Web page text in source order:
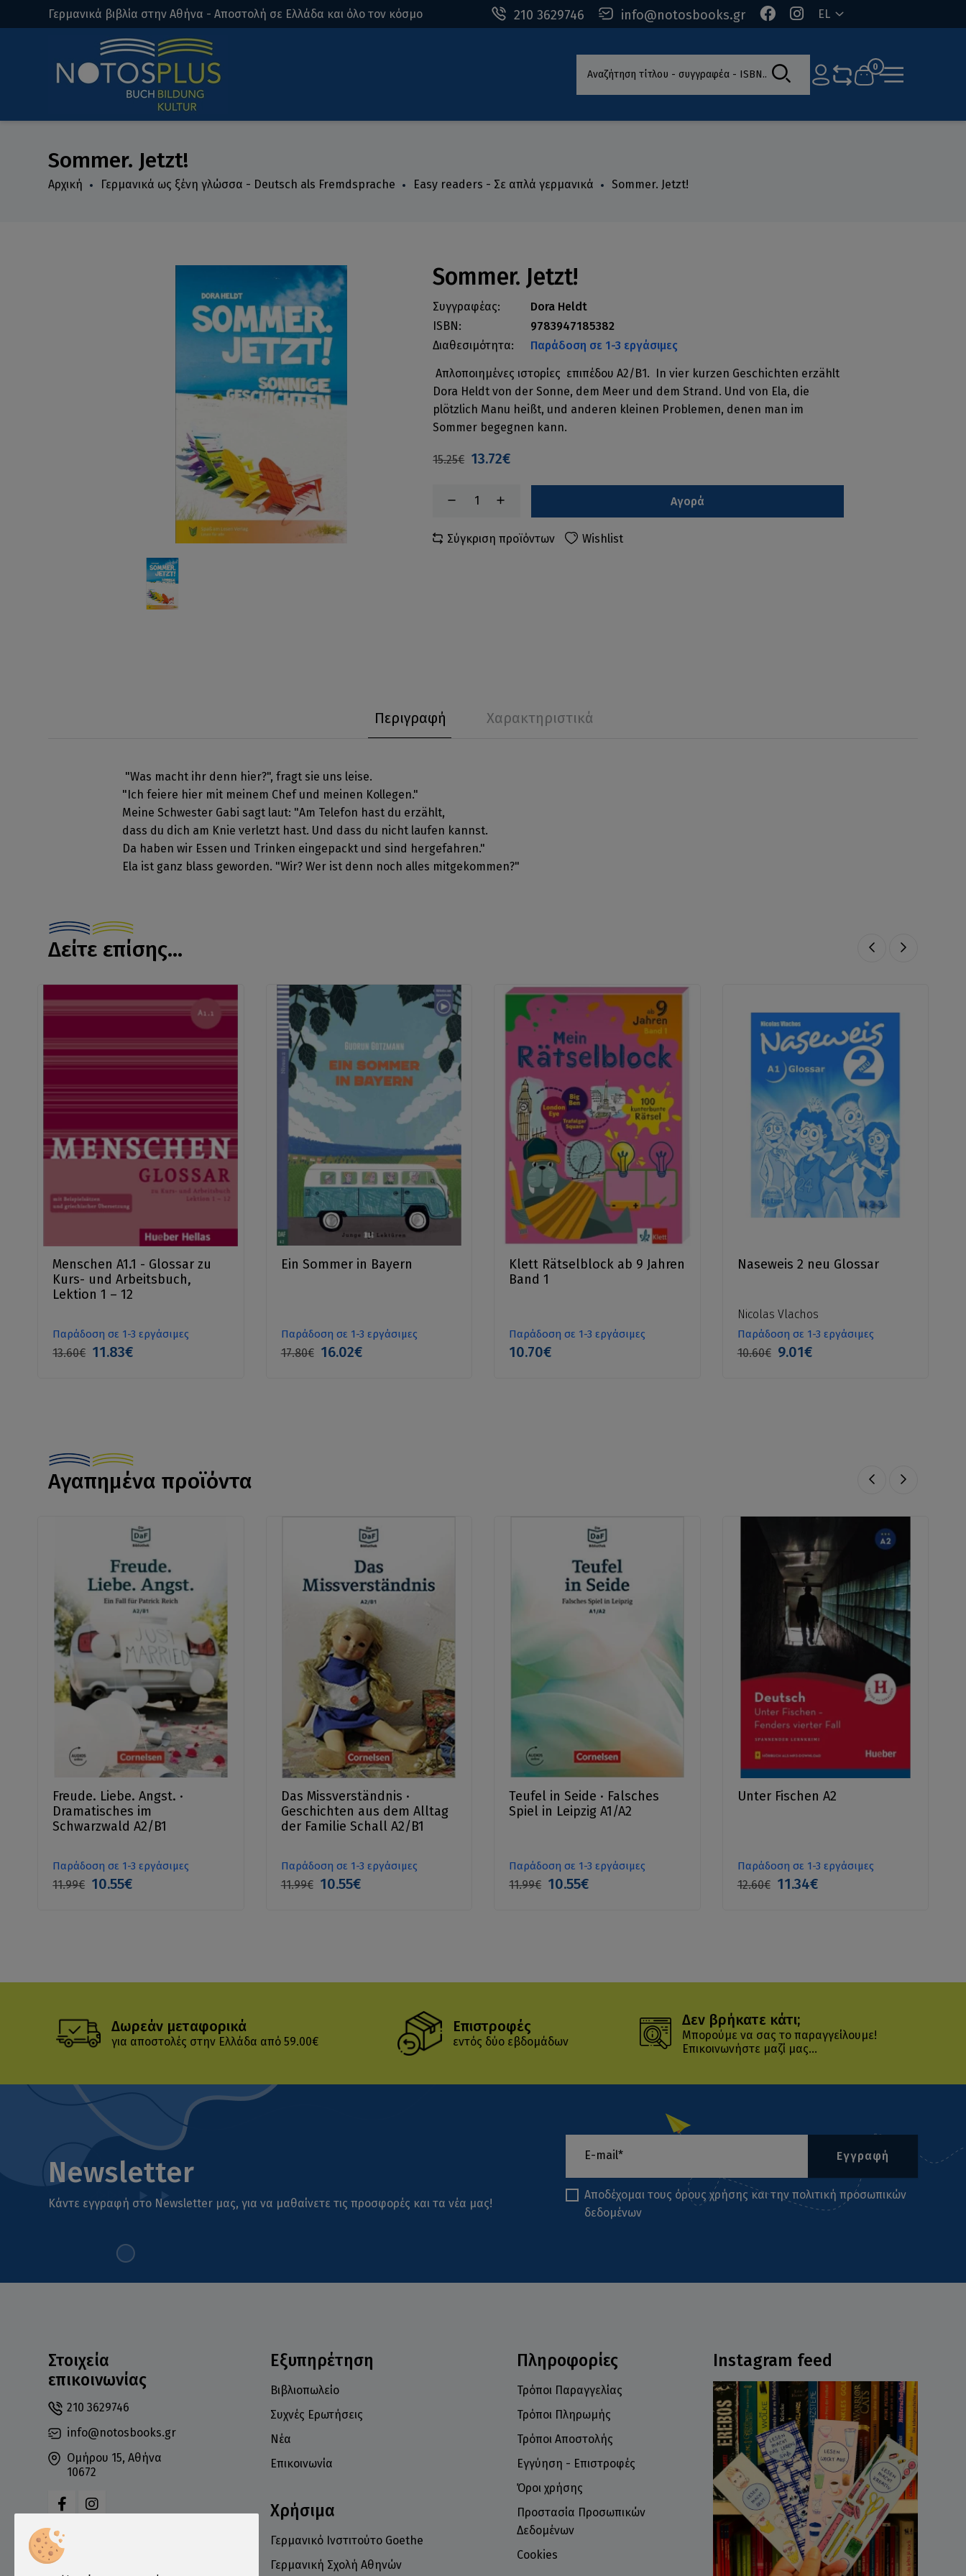
210 3629746 info@notosbooks.gr EL
Γερμανικά βιβλία στην Αθήνα - Αποστολή σε Ελλάδα και όλο τον κόσμο
Αναζήτηση τίτλου - συγγραφέα - ISBN 0
Sommer. Jetzt!
Αρχική Γερμανικά ως ξένη γλώσσα - Deutsch als Fremdsprache Easy readers - Σε απλά γερμανικά Sommer. Jetzt!
Sommer. Jetzt!
Συγγραφέας:
Dora Heldt
ISBN:
9783947185382
Διαθεσιμότητα:
Παράδοση σε 1-3 εργάσιμες
Απλοποιημένες ιστορίες επιπέδου Α2/Β1. In vier kurzen Geschichten erzählt
Dora Heldt von der Sonne, dem Meer und dem Strand. Und von Ela, die
plötzlich Manu heißt, und anderen kleinen Problemen, denen man im
Sommer begegnen kann.
15.25€ 13.72€
Αγορά
Σύγκριση προϊόντων Wishlist
Περιγραφή Χαρακτηριστικά
"Was macht ihr denn hier?", fragt sie uns leise.
"Ich feiere hier mit meinem Chef und meinen Kollegen."
Meine Schwester Gabi sagt laut: "Am Telefon hast du erzählt,
dass du dich am Knie verletzt hast. Und dass du nicht laufen kannst.
Da haben wir Essen und Trinken eingepackt und sind hergefahren."
Ela ist ganz blass geworden. "Wir? Wer ist denn noch alles mitgekommen?"
Δείτε επίσης...
Menschen A1.1 - Glossar zu
Kurs- und Arbeitsbuch,
Lektion 1 – 12
Παράδοση σε 1-3 εργάσιμες
13.60€ 11.83€
Ein Sommer in Bayern
Παράδοση σε 1-3 εργάσιμες
17.80€ 16.02€
Klett Rätselblock ab 9 Jahren
Band 1
Παράδοση σε 1-3 εργάσιμες
10.70€
Naseweis 2 neu Glossar
Nicolas Vlachos
Παράδοση σε 1-3 εργάσιμες
10.60€ 9.01€
Αγαπημένα προϊόντα
Freude. Liebe. Angst. ·
Dramatisches im
Schwarzwald A2/B1
Παράδοση σε 1-3 εργάσιμες
11.99€ 10.55€
Das Missverständnis ·
Geschichten aus dem Alltag
der Familie Schall A2/B1
Παράδοση σε 1-3 εργάσιμες
11.99€ 10.55€
Teufel in Seide · Falsches
Spiel in Leipzig A1/A2
Παράδοση σε 1-3 εργάσιμες
11.99€ 10.55€
Unter Fischen A2
Παράδοση σε 1-3 εργάσιμες
12.60€ 11.34€
Δωρεάν μεταφορικά
για αποστολές στην Ελλάδα από 59.00€
Επιστροφές
εντός δύο εβδομάδων
Δεν βρήκατε κάτι;
Μπορούμε να σας το παραγγείλουμε!
Επικοινωνήστε μαζί μας...
Newsletter
Κάντε εγγραφή στο Newsletter μας, για να μαθαίνετε τις προσφορές και τα νέα μας!
Εγγραφή
Αποδέχομαι τους όρους χρήσης και την πολιτική προσωπικών
δεδομένων
Στοιχεία
επικοινωνίας
210 3629746
info@notosbooks.gr
Ομήρου 15, Αθήνα
10672
Δευτέρα: 10:00-18:00
Τρίτη: 10:00-19:00
Instagram feed
Εξυπηρέτηση
Βιβλιοπωλείο
Συχνές Ερωτήσεις
Νέα
Επικοινωνία
Χρήσιμα
Γερμανικό Ινστιτούτο Goethe
Γερμανική Σχολή Αθηνών
Πληροφορίες
Τρόποι Παραγγελίας
Τρόποι Πληρωμής
Τρόποι Αποστολής
Εγγύηση - Επιστροφές
Όροι χρήσης
Προστασία Προσωπικών
Δεδομένων
Cookies